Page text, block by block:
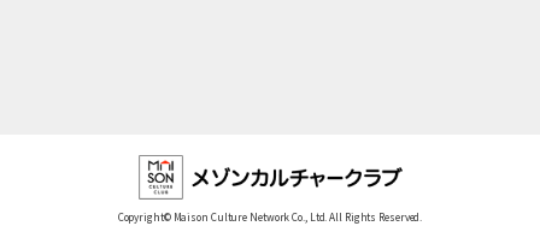
Copyright© Maison Culture Network Co., Ltd. All Rights Reserved.